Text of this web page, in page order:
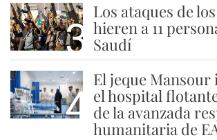
3
Los ataques de
hieren a 11
Saudí
4
El jeque Mansour
el hospital
de la avanzada
humanitaria de